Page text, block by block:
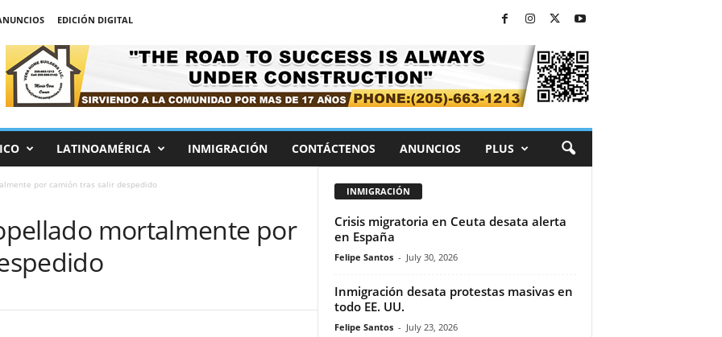
EDICIÓN DIGITAL
LATINOAMÉRICA INMIGRACIÓN CONTÁCTENOS ANUNCIOS PLUS
por camión tras salir despedido
mortalmente por
INMIGRACIÓN
Crisis migratoria en Ceuta desata alerta
en España
Felipe Santos - July 30, 2026
Inmigración desata protestas masivas en
todo EE. UU.
Felipe Santos - July 23, 2026